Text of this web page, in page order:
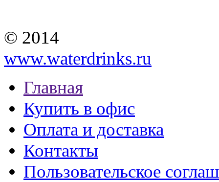
© 2014
www.waterdrinks.ru
Главная
Купить в офис
Оплата и доставка
Контакты
Пользовательское